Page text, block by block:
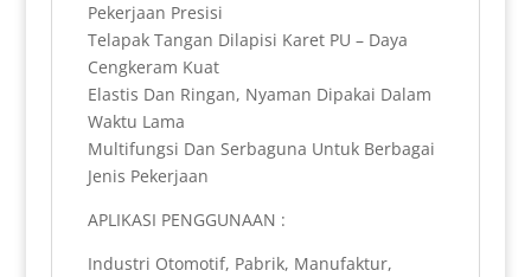
Pekerjaan Presisi
Telapak Tangan Dilapisi Karet PU – Daya
Cengkeram Kuat
Elastis Dan Ringan, Nyaman Dipakai Dalam
Waktu Lama
Multifungsi Dan Serbaguna Untuk Berbagai
Jenis Pekerjaan
APLIKASI PENGGUNAAN :
Industri Otomotif, Pabrik, Manufaktur,